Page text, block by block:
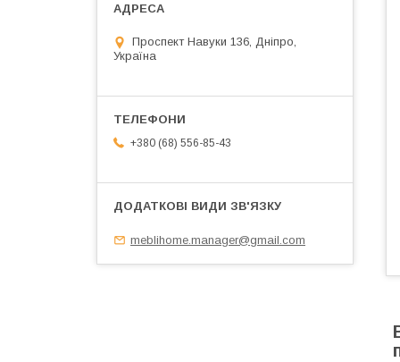
Проспект Навуки 136, Дніпро,
Україна
+380 (68) 556-85-43
meblihome.manager@gmail.com